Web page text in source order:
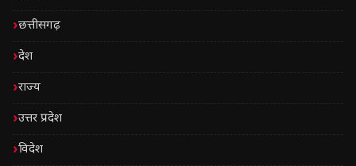
छत्तीसगढ़
देश
राज्य
उत्तर प्रदेश
विदेश